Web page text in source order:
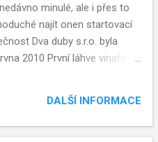
minulé, ale i přes to
najít onen startovací
Dva duby s.r.o. byla
2010 První láhve vinařství
První sklizeň hroznů z
proběhla v roce 2007
DALŠÍ INFORMACE